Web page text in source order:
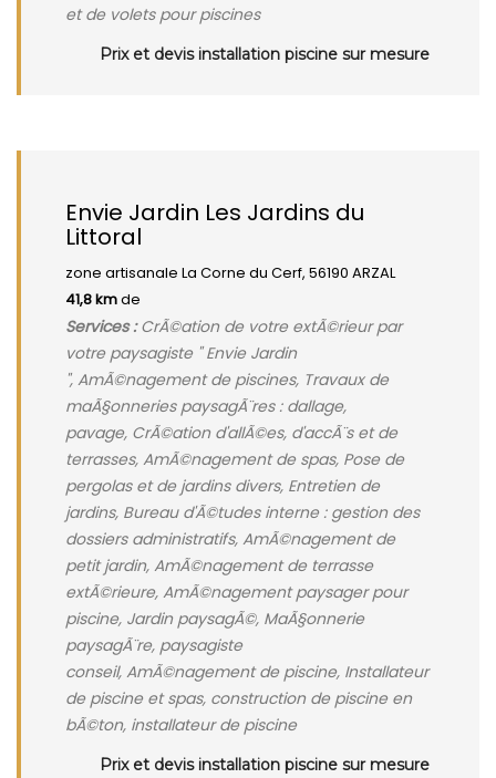
et de volets pour piscines
Prix et devis installation piscine sur mesure
Envie Jardin Les Jardins du
Littoral
zone artisanale La Corne du Cerf, 56190 ARZAL
41,8 kmde
Services :CrÃ©ation de votre extÃ©rieur par
votre paysagiste " Envie Jardin
", AmÃ©nagement de piscines, Travaux de
maÃ§onneries paysagÃ¨res : dallage,
pavage, CrÃ©ation d'allÃ©es, d'accÃ¨s et de
terrasses, AmÃ©nagement de spas, Pose de
pergolas et de jardins divers, Entretien de
jardins, Bureau d'Ã©tudes interne : gestion des
dossiers administratifs, AmÃ©nagement de
petit jardin, AmÃ©nagement de terrasse
extÃ©rieure, AmÃ©nagement paysager pour
piscine, Jardin paysagÃ©, MaÃ§onnerie
paysagÃ¨re, paysagiste
conseil, AmÃ©nagement de piscine, Installateur
de piscine et spas, construction de piscine en
bÃ©ton, installateur de piscine
Prix et devis installation piscine sur mesure